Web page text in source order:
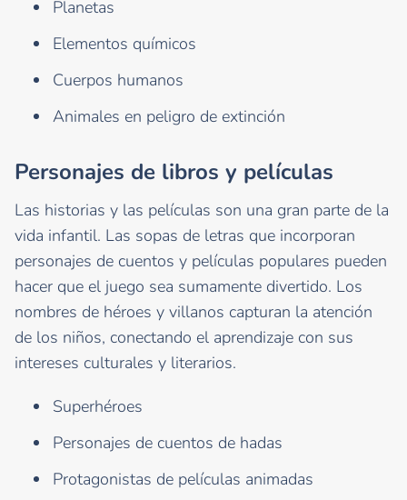
Planetas
Elementos químicos
Cuerpos humanos
Animales en peligro de extinción
Personajes de libros y películas
Las historias y las películas son una gran parte de la
vida infantil. Las sopas de letras que incorporan
personajes de cuentos y películas populares pueden
hacer que el juego sea sumamente divertido. Los
nombres de héroes y villanos capturan la atención
de los niños, conectando el aprendizaje con sus
intereses culturales y literarios.
Superhéroes
Personajes de cuentos de hadas
Protagonistas de películas animadas